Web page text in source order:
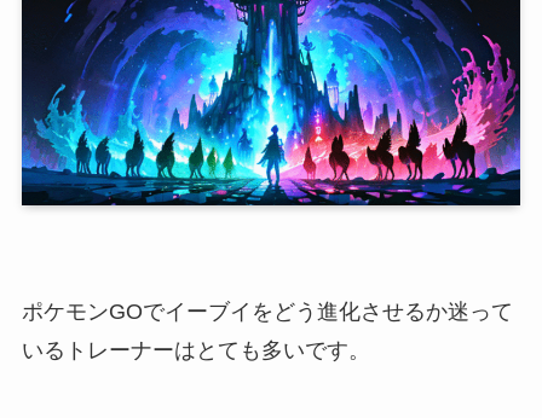
ポケモンGOでイーブイをどう進化させるか迷って
いるトレーナーはとても多いです。